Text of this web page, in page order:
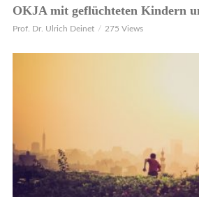
OKJA mit geflüchteten Kindern
Prof. Dr. Ulrich Deinet 275 Views